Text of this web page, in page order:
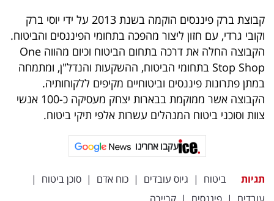
דרושים
ניוזלטרים
קבוצת ברק פיננסים הוקמה בשנת 2013 על ידי יוסי ברק
וקובי גרדי, עם חזון ליצור מהפכה בתחומי הפיננסים והביטוח.
הקבוצה החלה את דרכה בתחום הביטוח וכיום מהווה One
Stop Shop בתחומי הביטוח, ההשקעות והנדל"ן, ומתמחה
במתן פתרונות פיננסים וביטוחיים מקיפים ללקוחותיה.
הקבוצה אשר ממוקמת בבארות יצחק מעסיקה כ-100 אנשי
צוות וסוכני ביטוח המנהלים עשרות אלפי תיקי ביטוח.
עקבו אחרינו
תגיות ביטוח | גיוס עובדים | כוח אדם | סוכן ביטוח |
עובדים | פיננסים | קריירה